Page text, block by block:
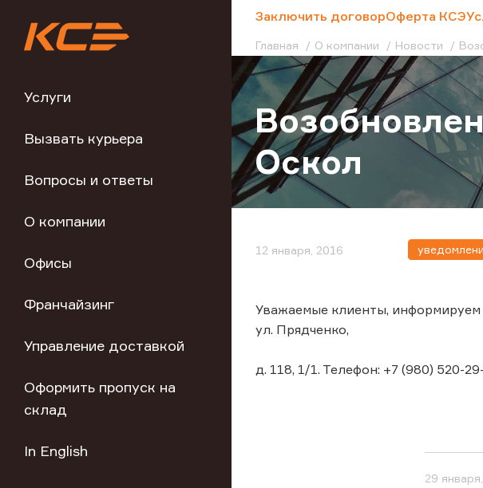
Услуги
Вызвать курьера
Вопросы и ответы
О компании
Офисы
Франчайзинг
Управление доставкой
Оформить пропуск на
склад
In English
Заключить договорОферта КСЭ
Главная О компании Новости
Оскол
12 января, 2016
Уважаемые клиенты,
ул. Прядченко,
д. 118, 1/1. Телефон: +7 (980) 520-
29